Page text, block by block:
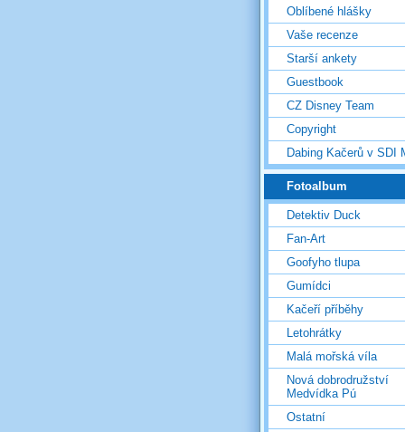
Oblíbené hlášky
Vaše recenze
Starší ankety
Guestbook
CZ Disney Team
Copyright
Dabing Kačerů v SDI
Fotoalbum
Detektiv Duck
Fan-Art
Goofyho tlupa
Gumídci
Kačeří příběhy
Letohrátky
Malá mořská víla
Nová dobrodružství
Medvídka Pú
Ostatní